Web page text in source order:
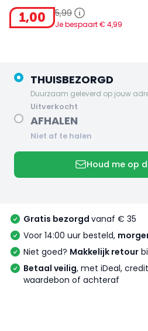
1,00 5,99
Je bespaart € 4,99
THUISBEZORGD
Duurzaam geleverd op jouw
uitverkocht
AFHALEN
Niet af te halen
Houd me op
Gratis bezorgd vanaf € 35
Voor 14:00 uur besteld,
Niet goed? Makkelijk retour
Betaal veilig, met iDeal,
waardebon of achteraf